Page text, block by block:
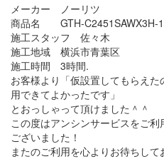
メーカー ノーリツ
商品名 GTH-C2451SAWX3H-
施工スタッフ 佐々木
施工地域 横浜市青葉区
施工時間 3時間.
お客様より「仮設置してもらえ
用できてよかったです」
とおっしゃって頂けました＾＾
この度はアンシンサービスをご
ございました！
またのご利用を心よりお待ちして